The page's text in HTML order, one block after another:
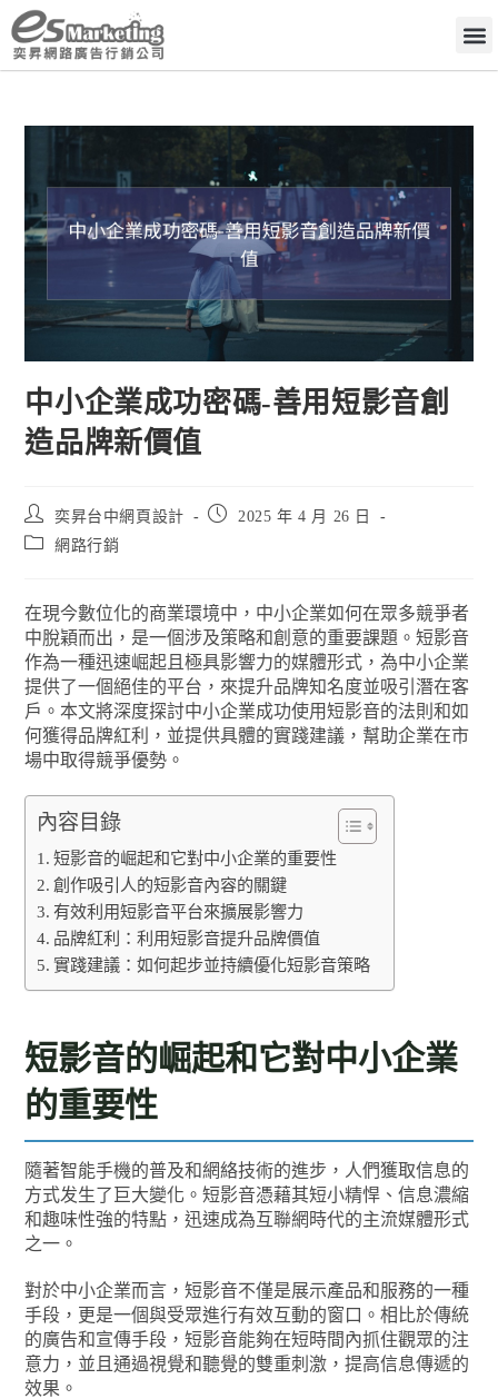
中小企業成功密碼-善用短影音創
造品牌新價值
奕昇台中網頁設計
2025 年 4 月 26 日
網路行銷
在現今數位化的商業環境中，中小企業如何在眾多競爭者
中脫穎而出，是一個涉及策略和創意的重要課題。短影音
作為一種迅速崛起且極具影響力的媒體形式，為中小企業
提供了一個絕佳的平台，來提升品牌知名度並吸引潛在客
戶。本文將深度探討中小企業成功使用短影音的法則和如
何獲得品牌紅利，並提供具體的實踐建議，幫助企業在市
場中取得競爭優勢。
內容目錄
短影音的崛起和它對中小企業的重要性
創作吸引人的短影音內容的關鍵
有效利用短影音平台來擴展影響力
品牌紅利：利用短影音提升品牌價值
實踐建議：如何起步並持續優化短影音策略
短影音的崛起和它對中小企業
的重要性
隨著智能手機的普及和網絡技術的進步，人們獲取信息的
方式发生了巨大變化。短影音憑藉其短小精悍、信息濃縮
和趣味性強的特點，迅速成為互聯網時代的主流媒體形式
之一。
對於中小企業而言，短影音不僅是展示產品和服務的一種
手段，更是一個與受眾進行有效互動的窗口。相比於傳統
的廣告和宣傳手段，短影音能夠在短時間內抓住觀眾的注
意力，並且通過視覺和聽覺的雙重刺激，提高信息傳遞的
效果。